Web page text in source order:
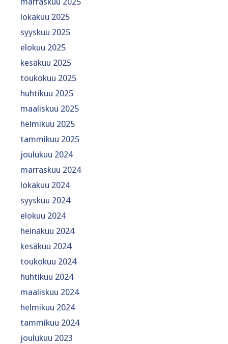
lokakuu 2025
syyskuu 2025
elokuu 2025
kesäkuu 2025
toukokuu 2025
huhtikuu 2025
maaliskuu 2025
helmikuu 2025
tammikuu 2025
joulukuu 2024
marraskuu 2024
lokakuu 2024
syyskuu 2024
elokuu 2024
heinäkuu 2024
kesäkuu 2024
toukokuu 2024
huhtikuu 2024
maaliskuu 2024
helmikuu 2024
tammikuu 2024
joulukuu 2023